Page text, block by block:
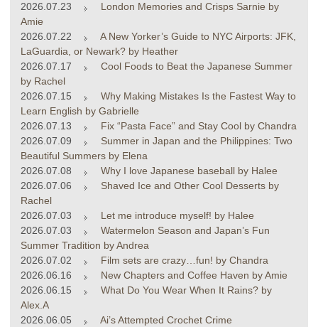
2026.07.23
London Memories and Crisps Sarnie by
Amie
2026.07.22
A New Yorker’s Guide to NYC Airports: JFK,
LaGuardia, or Newark? by Heather
2026.07.17
Cool Foods to Beat the Japanese Summer
by Rachel
2026.07.15
Why Making Mistakes Is the Fastest Way to
Learn English by Gabrielle
2026.07.13
Fix “Pasta Face” and Stay Cool by Chandra
2026.07.09
Summer in Japan and the Philippines: Two
Beautiful Summers by Elena
2026.07.08
Why I love Japanese baseball by Halee
2026.07.06
Shaved Ice and Other Cool Desserts by
Rachel
2026.07.03
Let me introduce myself! by Halee
2026.07.03
Watermelon Season and Japan’s Fun
Summer Tradition by Andrea
2026.07.02
Film sets are crazy…fun! by Chandra
2026.06.16
New Chapters and Coffee Haven by Amie
2026.06.15
What Do You Wear When It Rains? by
Alex.A
2026.06.05
Ai’s Attempted Crochet Crime